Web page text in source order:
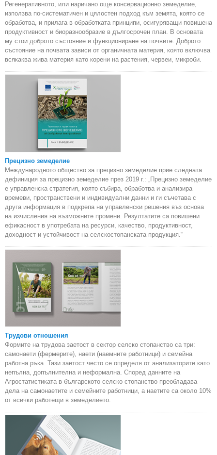
Регенеративното, или наричано още консервационно земеделие,
използва по-систематичен и цялостен подход към земята, която се
обработва, и прилага в обработката принципи, осигуряващи повишена
продуктивност и биоразнообразие в дългосрочен план. В основата
му стои доброто състояние и функциониране на почвите. Доброто
състояние на почвата зависи от органичната материя, която включва
всякаква жива материя като корени на растения, червеи, микроби.
Прецизно земеделие
Международното общество за прецизно земеделие прие следната
дефиниция за прецизно земеделие през 2019 г.: „Прецизно земеделие
е управленска стратегия, която събира, обработва и анализира
времеви, пространствени и индивидуални данни и ги съчетава с
друга информация в подкрепа на управленски решения въз основа
на изчисления на възможните промени. Резултатите са повишени
ефикасност в употребата на ресурси, качество, продуктивност,
доходност и устойчивост на селскостопанската продукция.“
Трудови отношения
Формите на трудова заетост в сектор селско стопанство са три:
самонаети (фермерите), наети (наемните работници) и семейна
работна ръка. Тази заетост често се определя от анализаторите като
непълна, допълнителна и неформална. Според данните на
Агростатистиката в българското селско стопанство преобладава
дела на самонаетите и семейните работници, а наетите са около 10%
от всички работещи в земеделието.